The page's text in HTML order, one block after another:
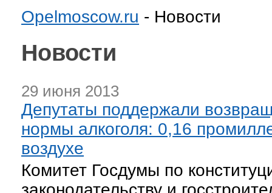
Opelmoscow.ru - Новости
Новости
29 июня 2013
Депутаты поддержали
нормы алкоголя: 0,16
воздухе
Комитет Госдумы по